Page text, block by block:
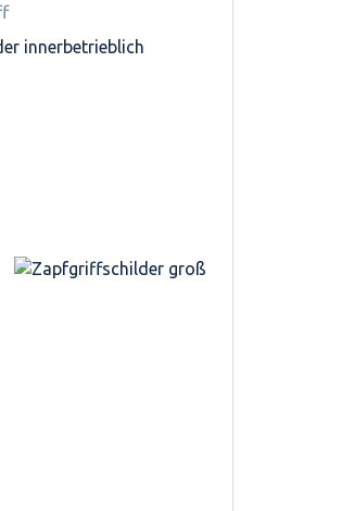
innerbetrieblich